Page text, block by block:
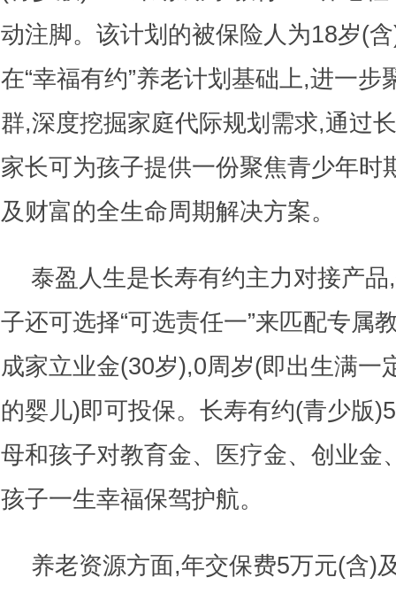
动注脚。该计划的被保险人为18岁(
在“幸福有约”养老计划基础上,进一步
群,深度挖掘家庭代际规划需求,通过
家长可为孩子提供一份聚焦青少年时
及财富的全生命周期解决方案。
泰盈人生是长寿有约主力对接产
子还可选择“可选责任一”来匹配专属
成家立业金(30岁),0周岁(即出生满一
的婴儿)即可投保。长寿有约(青少版
母和孩子对教育金、医疗金、创业金
孩子一生幸福保驾护航。
养老资源方面,年交保费5万元(含)